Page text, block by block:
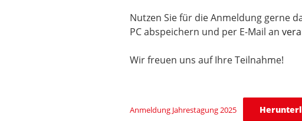
Nutzen Sie für die Anmeldung gerne
PC abspeichern und per E-Mail an
Wir freuen uns auf Ihre Teilnahme!
Anmeldung Jahrestagung 2025